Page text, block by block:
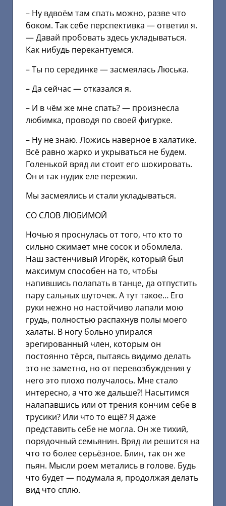
– Ну вдвоём там спать можно, разве что
боком. Так себе перспективка — ответил я.
— Давай пробовать здесь укладываться.
Как нибудь перекантуемся.
– Ты по серединке — засмеялась Люська.
– Да сейчас — отказался я.
– И в чём же мне спать? — произнесла
любимка, проводя по своей фигурке.
– Ну не знаю. Ложись наверное в халатике.
Всё равно жарко и укрываться не будем.
Голенькой вряд ли стоит его шокировать.
Он и так нудик еле пережил.
Мы засмеялись и стали укладываться.
СО СЛОВ ЛЮБИМОЙ
Ночью я проснулась от того, что кто то
сильно сжимает мне сосок и обомлела.
Наш застенчивый Игорёк, который был
максимум способен на то, чтобы
напившись полапать в танце, да отпустить
пару сальных шуточек. А тут такое… Его
руки нежно но настойчиво лапали мою
грудь, полностью распахнув полы моего
халаты. В ногу больно упирался
эрегированный член, которым он
постоянно тёрся, пытаясь видимо делать
это не заметно, но от перевозбуждения у
него это плохо получалось. Мне стало
интересно, а что же дальше?! Насытимся
налапавшись или от трения кончим себе в
трусики? Или что то ещё? Я даже
представить себе не могла. Он же тихий,
порядочный семьянин. Вряд ли решится на
что то более серьёзное. Блин, так он же
пьян. Мысли роем метались в голове. Будь
что будет — подумала я, продолжая делать
вид что сплю.